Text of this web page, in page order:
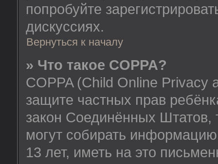
попробуйте
дискуссиях.
Вернуться к началу
» Что такое COPPA?
COPPA (Child Online Privacy
защите частных прав
закон Соединённых Штатов,
могут собирать
13 лет, иметь на это